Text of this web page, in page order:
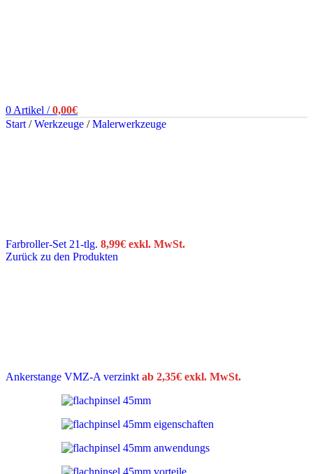
0 Artikel / 0,00€
Start / Werkzeuge / Malerwerkzeuge
Farbroller-Set 21-tlg. 8,99€ exkl. MwSt.
Zurück zu den Produkten
Ankerstange VMZ-A verzinkt ab 2,35€ exkl. MwSt.